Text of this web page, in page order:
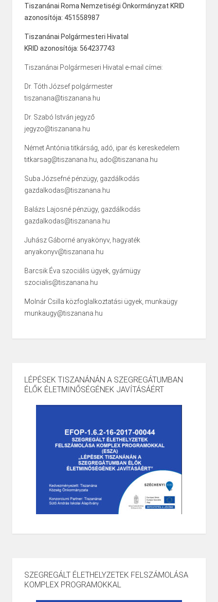
Tiszanánai Roma Nemzetiségi Önkormányzat KRID
azonosítója: 451558987
Tiszanánai Polgármesteri Hivatal
KRID azonosítója: 564237743
Tiszanánai Polgármeseri Hivatal e-mail címei:
Dr. Tóth József polgármester
tiszanana@tiszanana.hu
Dr. Szabó István jegyző
jegyzo@tiszanana.hu
Német Antónia titkárság, adó, ipar és kereskedelem
titkarsag@tiszanana.hu, ado@tiszanana.hu
Suba Józsefné pénzügy, gazdálkodás
gazdalkodas@tiszanana.hu
Balázs Lajosné pénzügy, gazdálkodás
gazdalkodas@tiszanana.hu
Juhász Gáborné anyakönyv, hagyaték
anyakonyv@tiszanana.hu
Barcsik Éva szociális ügyek, gyámügy
szocialis@tiszanana.hu
Molnár Csilla közfoglalkoztatási ügyek, munkaügy
munkaugy@tiszanana.hu
LÉPÉSEK TISZANÁNÁN A SZEGREGÁTUMBAN
ÉLŐK ÉLETMINŐSÉGÉNEK JAVÍTÁSÁÉRT
SZEGREGÁLT ÉLETHELYZETEK FELSZÁMOLÁSA
KOMPLEX PROGRAMOKKAL